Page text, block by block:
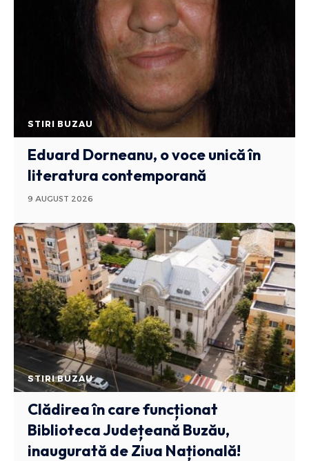
STIRI BUZAU
Eduard Dorneanu, o voce unică în
literatura contemporană
9 AUGUST 2026
STIRI BUZAU
Clădirea în care funcționat
Biblioteca Județeană Buzău,
inaugurată de Ziua Națională!